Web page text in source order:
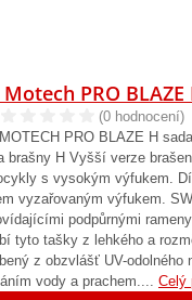
PRO BLAZE
(0 hodnocení)
PRO BLAZE H
brašny H Vyšší verze
s vysokým výfukem.
vyzařovaným výfukem.
podpůrnými
tyto tašky z lehkého a
z obzvlášť UV-odolného
vody a prachem.... Celý